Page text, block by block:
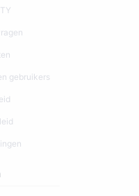
gebruikers